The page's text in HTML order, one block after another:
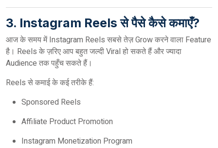
3. Instagram Reels से पैसे कैसे कमाएँ?
आज के समय में Instagram Reels सबसे तेज़ Grow करने वाला Feature
है। Reels के ज़रिए आप बहुत जल्दी Viral हो सकते हैं और ज्यादा
Audience तक पहुँच सकते हैं।
Reels से कमाई के कई तरीके हैं:
Sponsored Reels
Affiliate Product Promotion
Instagram Monetization Program